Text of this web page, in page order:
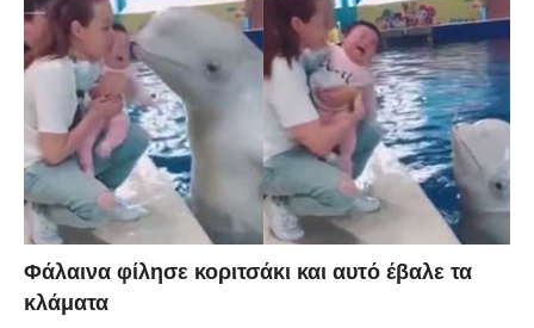
Φάλαινα φίλησε κοριτσάκι και αυτό έβαλε τα
κλάματα